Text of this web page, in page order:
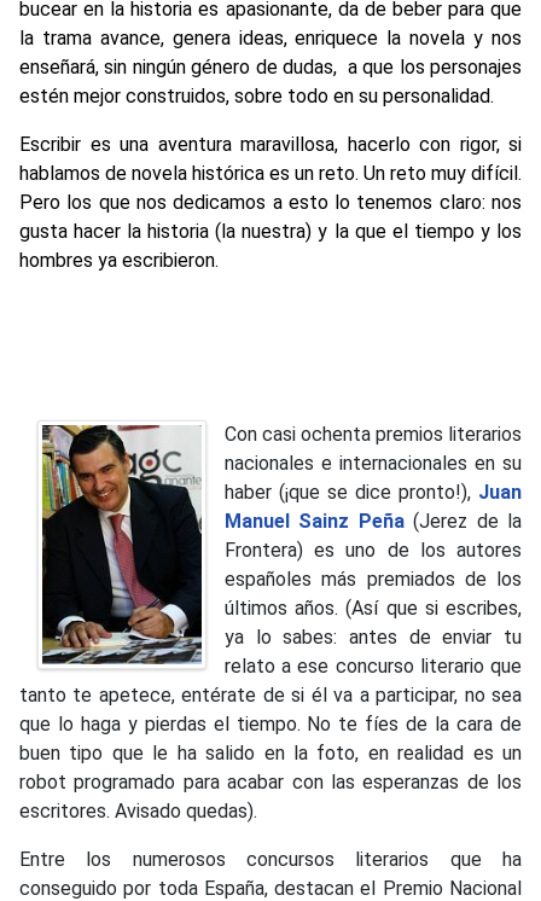
bucear en la historia es apasionante, da de beber para que
la trama avance, genera ideas, enriquece la novela y nos
enseñará, sin ningún género de dudas, a que los personajes
estén mejor construidos, sobre todo en su personalidad.
Escribir es una aventura maravillosa, hacerlo con rigor, si
hablamos de novela histórica es un reto. Un reto muy difícil.
Pero los que nos dedicamos a esto lo tenemos claro: nos
gusta hacer la historia (la nuestra) y la que el tiempo y los
hombres ya escribieron.
Con casi ochenta premios literarios
nacionales e internacionales en su
haber (¡que se dice pronto!), Juan
Manuel Sainz Peña(Jerez de la
Frontera) es uno de los autores
españoles más premiados de los
últimos años. (Así que si escribes,
ya lo sabes: antes de enviar tu
relato a ese concurso literario que
tanto te apetece, entérate de si él va a participar, no sea
que lo haga y pierdas el tiempo. No te fíes de la cara de
buen tipo que le ha salido en la foto, en realidad es un
robot programado para acabar con las esperanzas de los
escritores. Avisado quedas).
Entre los numerosos concursos literarios que ha
conseguido por toda España, destacan el Premio Nacional